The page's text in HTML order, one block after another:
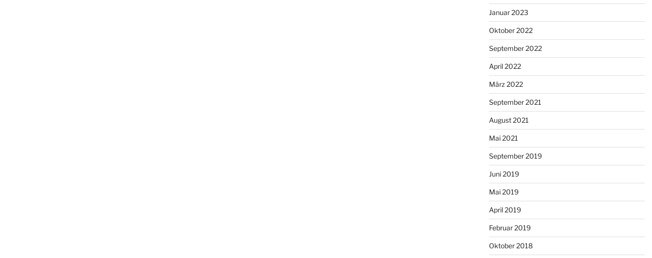
Januar 2023
Oktober 2022
September 2022
April 2022
März 2022
September 2021
August 2021
Mai 2021
September 2019
Juni 2019
Mai 2019
April 2019
Februar 2019
Oktober 2018